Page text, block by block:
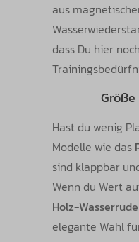
aus
dass Du hier
Hast du wenig
Modelle wie das
sind klappbar
Wenn du Wert
Holz-
elegante Wahl